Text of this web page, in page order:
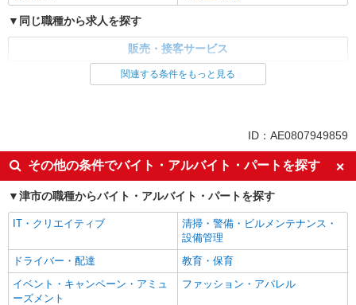
紹介予定派遣
株式会社シエロ
携帯販売スタッフ【softbank】
時給1600円〜 ※別途インセンティブ、職能評
価制度あり ※残業代支給 ★交通費別途支給（規定
+゜
詳細を見る
紹介予定派遣
株式会社シエロ
【ソフトバンク】の店舗スタッフ
時給1300円〜1400円（経験・能力による） ※
残業代支給 ★交通費別途支給（規定あり） ゜
+゜・。○。・゜+゜・。○。・゜+゜ 入社祝い金10
万円支給(規定有) お友達を紹介頂くと, インセンテ
ィブ支給(規定有) ★月2回払い・週払い可能（規程
三重県津市のsoftbankショップ
同じ職種から求人を探す
販売・接客サービス
英語が活かせる
ボーナス・賞与あり
車通勤OK
交通費支給
社会保険あり
社員登用あり
関連する条件をもっと見る
ID：AE0807949859
その他の条件でバイト・アルバイト・パートを探す
津市の職種からバイト・アルバイト・パートを探す
IT・クリエイティブ
清掃・警備・ビルメンテナンス・
設備管理
ドライバー・配達
教育・保育
イベント・キャンペーン・アミュ
ーズメント
ファッション・アパレル